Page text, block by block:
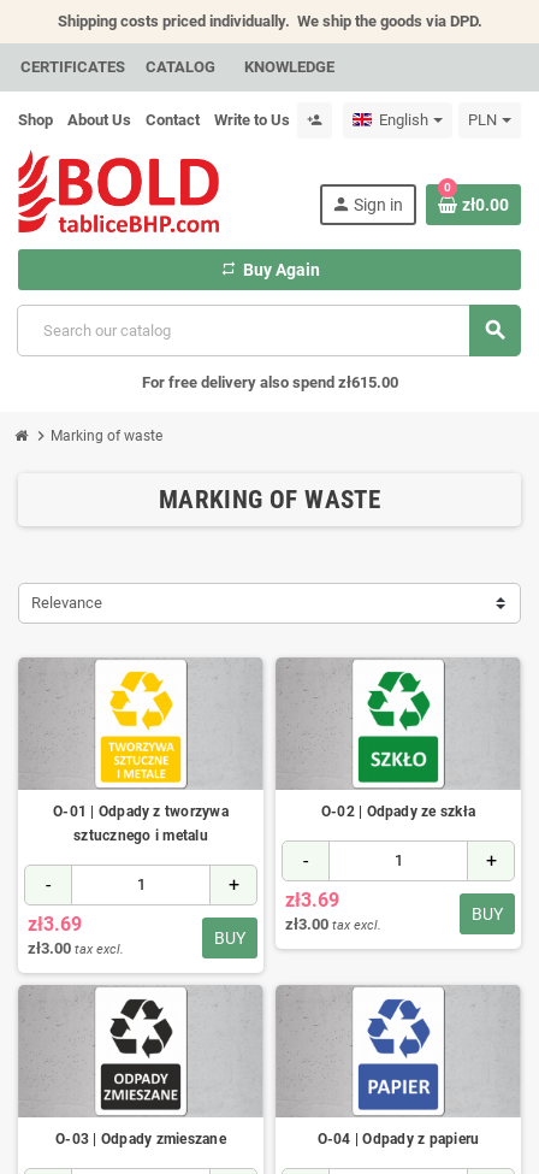
Shipping costs priced individually. We ship the goods via DPD.
CERTIFICATES CATALOG KNOWLEDGE
Shop About Us Contact Write to Us person_add English PLN
search
person Sign in
repeat Buy Again
0
zł0.00
For free delivery also spend zł615.00
chevron_right Marking of waste
MARKING OF WASTE
Relevance
O-01 | Odpady z tworzywa
sztucznego i metalu
- +
BUY
zł3.69
zł3.00 tax excl.
O-02 | Odpady ze szkła
- +
BUY
zł3.69
zł3.00 tax excl.
O-03 | Odpady zmieszane O-04 | Odpady z papieru